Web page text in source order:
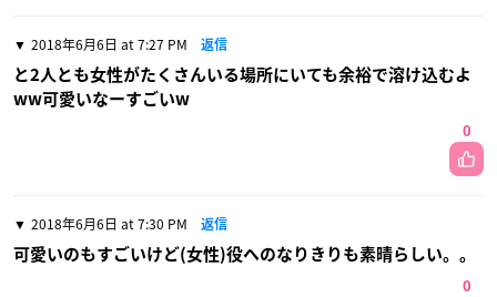
2018年6月6日 at 7:27 PM 返信
と2人とも女性がたくさんいる場所にいても余裕で溶け込むよ
ww可愛いなーすごいw
0
2018年6月6日 at 7:30 PM 返信
可愛いのもすごいけど(女性)役へのなりきりも素晴らしい。。
0